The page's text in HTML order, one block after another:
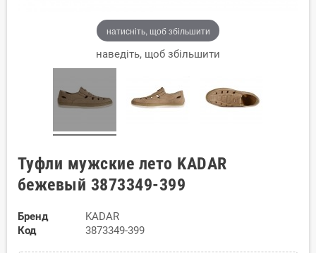
натисніть, щоб збільшити
наведіть, щоб збільшити
Туфли мужские лето KADAR
бежевый 3873349-399
Бренд
KADAR
Код
3873349-399